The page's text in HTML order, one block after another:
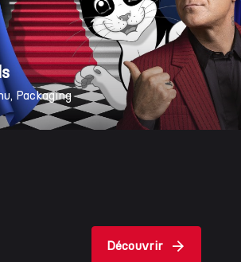
Packaging
Découvrir